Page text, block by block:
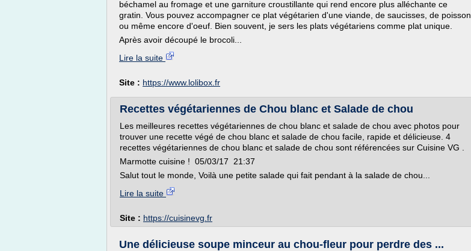
béchamel au fromage et une garniture croustillante qui rend encore plus alléchante ce
gratin. Vous pouvez accompagner ce plat végétarien d'une viande, de saucisses, de poisson
ou même encore d'oeuf. Bien souvent, je sers les plats végétariens comme plat unique.
Après avoir découpé le brocoli...
Lire la suite
Site : https://www.lolibox.fr
Recettes végétariennes de Chou blanc et Salade de chou
Les meilleures recettes végétariennes de chou blanc et salade de chou avec photos pour
trouver une recette végé de chou blanc et salade de chou facile, rapide et délicieuse. 4
recettes végétariennes de chou blanc et salade de chou sont référencées sur Cuisine VG .
Marmotte cuisine ! 05/03/17 21:37
Salut tout le monde, Voilà une petite salade qui fait pendant à la salade de chou...
Lire la suite
Site : https://cuisinevg.fr
Une délicieuse soupe minceur au chou-fleur pour perdre des ...